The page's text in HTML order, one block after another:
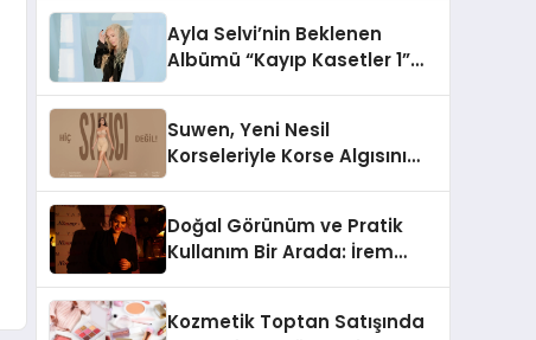
Ayla Selvi’nin Beklenen
Albümü “Kayıp Kasetler 1”
Suwen, Yeni Nesil
Korseleriyle Korse Algısını
Doğal Görünüm ve Pratik
Kullanım Bir Arada: İrem
Kozmetik Toptan Satışında